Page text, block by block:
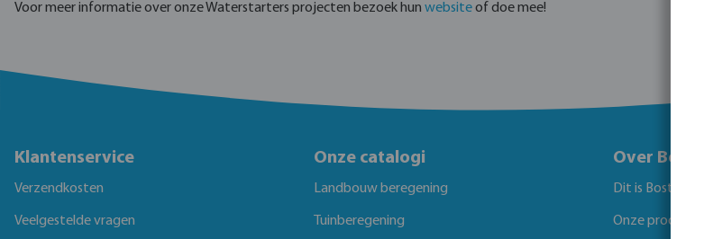
Voor meer informatie over onze Waterstarters projecten bezoek hun websiteof doe mee!
Klantenservice
Verzendkosten
Veelgestelde vragen
Onze catalogi
Landbouw beregening
Tuinberegening
Over Bosta
Dit is Bosta
Onze producten